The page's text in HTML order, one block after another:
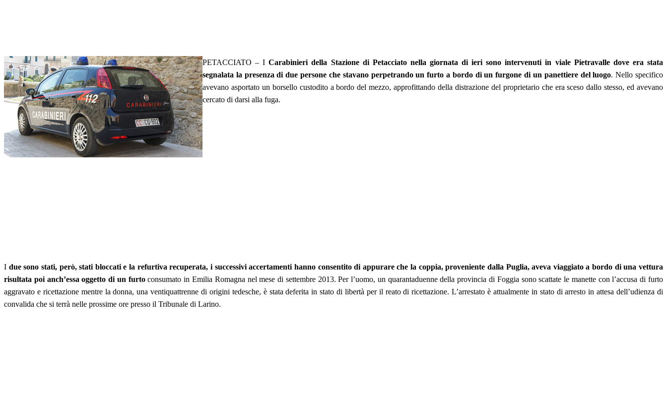
PETACCIATO – ICarabinieri della Stazione di Petacciato nella giornata di ieri sono intervenuti in viale Pietravalle dove era stata
segnalata la presenza di due persone che stavano perpetrando un furto a bordo di un furgone di un panettiere del luogo. Nello specifico
avevano asportato un borsello custodito a bordo del mezzo, approfittando della distrazione del proprietario che era sceso dallo stesso, ed avevano
cercato di darsi alla fuga.
I due sono stati, però, stati bloccati e la refurtiva recuperata, i successivi accertamenti hanno consentito di appurare che la coppia, proveniente dalla Puglia, aveva viaggiato a bordo di una vettura
risultata poi anch’essa oggetto di un furtoconsumato in Emilia Romagna nel mese di settembre 2013. Per l’uomo, un quarantaduenne della provincia di Foggia sono scattate le manette con l’accusa di furto
aggravato e ricettazione mentre la donna, una ventiquattrenne di origini tedesche, è stata deferita in stato di libertà per il reato di ricettazione. L’arrestato è attualmente in stato di arresto in attesa dell’udienza di
convalida che si terrà nelle prossime ore presso il Tribunale di Larino.